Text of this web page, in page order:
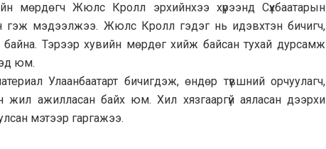
мөрдөгч Жюлс Кролл эрхийнхээ хүрээнд Сүхбаатарын
гэж мэдээлжээ. Жюлс Кролл гэдэг нь идэвхтэн бичигч,
байна. Тэрээр хувийн мөрдөг хийж байсан тухай дурсамж
юм.
Улаанбаатарт бичигдэж, өндөр түвшний орчуулагч,
жил ажилласан байх юм. Хил хязгааргүй аяласан дээрхи
мэтээр гаргажээ.